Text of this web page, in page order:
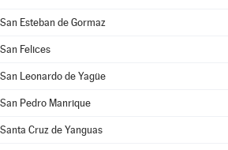
San Esteban de Gormaz
San Felices
San Leonardo de Yagüe
San Pedro Manrique
Santa Cruz de Yanguas